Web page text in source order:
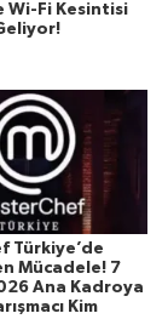
Wi-Fi Kesintisi
Türkiye’de
Mücadele! 7
Ana Kadroya
Kim